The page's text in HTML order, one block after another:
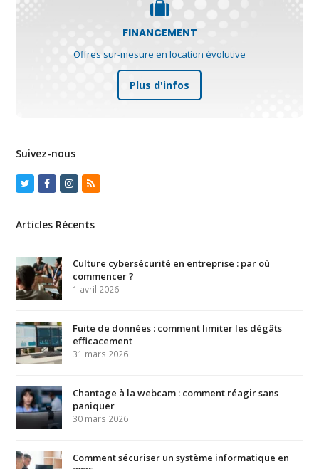
FINANCEMENT
Offres sur-mesure en location évolutive
Plus d'infos
Suivez-nous
TwitterFacebook
Instagram
RSS
Articles Récents
Culture cybersécurité en entreprise : par où
commencer ?
1 avril 2026
Fuite de données : comment limiter les dégâts
efficacement
31 mars 2026
Chantage à la webcam : comment réagir sans
paniquer
30 mars 2026
Comment sécuriser un système informatique en